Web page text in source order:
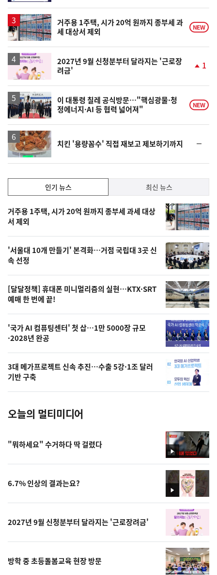
하
락
거주용 1주택, 시가 20억 원까지 종부세 과
세 대상서 제외
NEW
2027년 9월 신청분부터 달라지는 '근로장
려금'
상
승
1
이 대통령 칠레 공식방문…"핵심광물·청
정에너지·AI 등 협력 넓어져"
NEW
치킨 '용량꼼수' 직접 재보고 제보하기까지
일
기,
최
신,
오
늘
의
영
상
오
의
사
진
인기 뉴스 최신 뉴스
기
뉴
스
거주용 1주택, 시가 20억 원까지 종부세 과세 대상
서 제외
'서울대 10개 만들기' 본격화…거점 국립대 3곳 신
속 선정
[달달정책] 휴대폰 미니멀리즘의 실현…KTX·SRT
예매 한 번에 끝!
'국가 AI 컴퓨팅센터' 첫 삽…1만 5000장 규모
·2028년 완공
3대 메가프로젝트 신속 추진…수출 5강·1조 달러
기반 구축
오늘의 멀티미디어
영
상
"뭐하세요" 수거하다 딱 걸렸다
영
상
6.7% 인상의 결과는요?
2027년 9월 신청분부터 달라지는 '근로장려금'
방학 중 초등돌봄교육 현장 방문